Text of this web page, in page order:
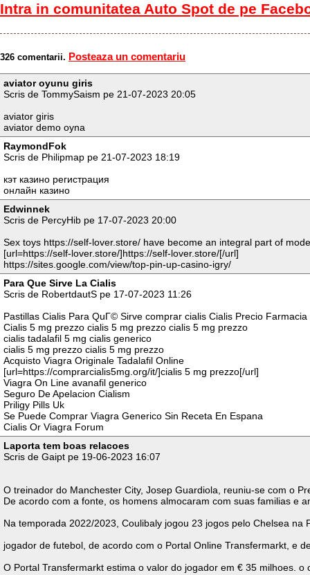
Intra in comunitatea Auto Spot de pe
326 comentarii. Posteaza un comentariu
aviator oyunu giris
Scris de TommySaism pe 21-07-2023 20:05
aviator giris
aviator demo oyna
RaymondFok
Scris de Philipmap pe 21-07-2023 18:19
кэт казино регистрация
онлайн казино
Edwinnek
Scris de PercyHib pe 17-07-2023 20:00
Sex toys https://self-lover.store/ have become an integral part of
[url=https://self-lover.store/]https://self-lover.store/[/url]
https://sites.google.com/view/top-pin-up-casino-igry/
Para Que Sirve La Cialis
Scris de RobertdautS pe 17-07-2023 11:26
Pastillas Cialis Para QuГ© Sirve comprar cialis Cialis Precio Farmacia
Cialis 5 mg prezzo cialis 5 mg prezzo cialis 5 mg prezzo
cialis tadalafil 5 mg cialis generico
cialis 5 mg prezzo cialis 5 mg prezzo
Acquisto Viagra Originale Tadalafil Online
[url=https://comprarcialis5mg.org/it/]cialis 5 mg prezzo[/url]
Viagra On Line avanafil generico
Seguro De Apelacion Cialism
Priligy Pills Uk
Se Puede Comprar Viagra Generico Sin Receta En Espana
Cialis Or Viagra Forum
Laporta tem boas relacoes
Scris de Gaipt pe 19-06-2023 16:07
O treinador do Manchester City, Josep Guardiola, reuniu-se com o
De acordo com a fonte, os homens almocaram com suas familias e
Na temporada 2022/2023, Coulibaly jogou 23 jogos pelo Chelsea
jogador de futebol, de acordo com o Portal Online Transfermarkt, e
O Portal Transfermarkt estima o valor do jogador em € 35 milhoes.